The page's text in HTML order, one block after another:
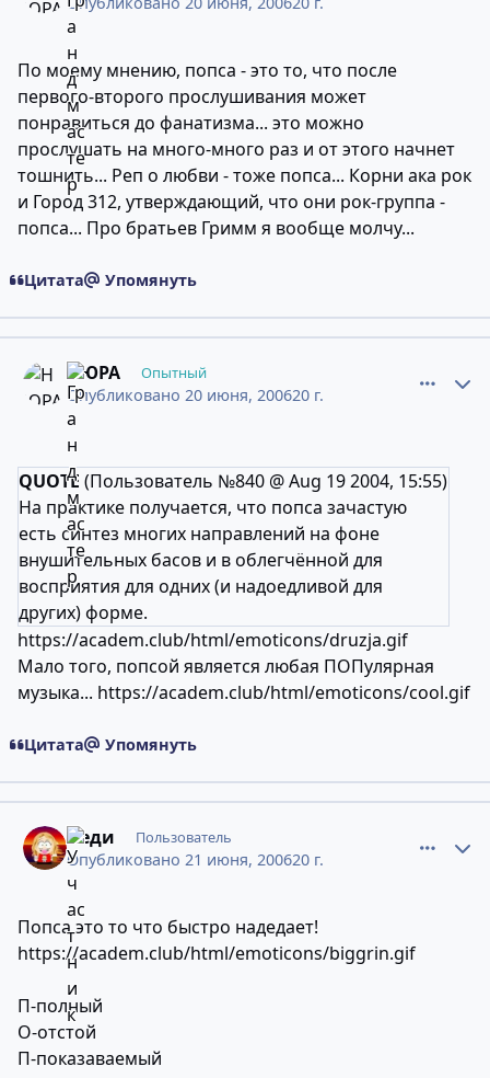
По моему мнению, попса - это то, что после
первого-второго прослушивания может
понравиться до фанатизма... это можно
прослушать на много-много раз и от этого начнет
тошнить... Реп о любви - тоже попса... Корни ака рок
и Город 312, утверждающий, что они рок-группа -
попса... Про братьев Гримм я вообще молчу...
Цитата Упомянуть
НЮРА Опытный
Опубликовано 20 июня, 200620 г.
QUOTE (Пользователь №840 @ Aug 19 2004, 15:55)
На практике получается, что попса зачастую
есть синтез многих направлений на фоне
внушительных басов и в облегчённой для
восприятия для одних (и надоедливой для
других) форме.
https://academ.club/html/emoticons/druzja.gif
Мало того, попсой является любая ПОПулярная
музыка... https://academ.club/html/emoticons/cool.gif
Цитата Упомянуть
Леди Пользователь
Опубликовано 21 июня, 200620 г.
Попса это то что быстро надедает!
https://academ.club/html/emoticons/biggrin.gif
П-полный
О-отстой
П-показаваемый